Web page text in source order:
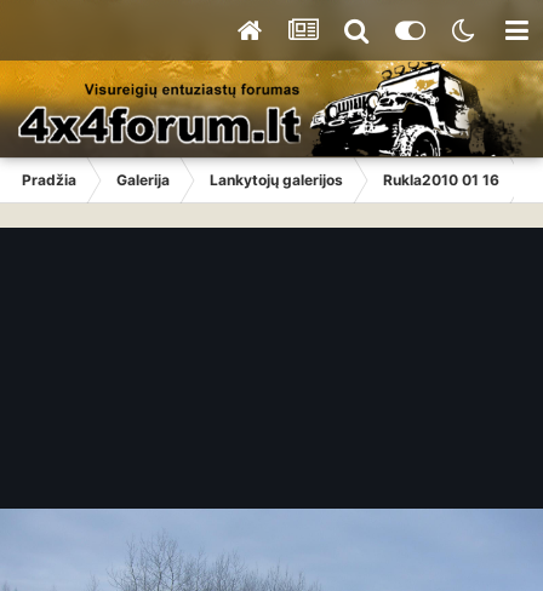
Pradžia Galerija Lankytojų galerijos Rukla2010 01 16